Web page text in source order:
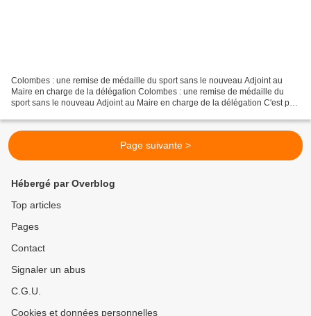
Colombes : une remise de médaille du sport sans le nouveau Adjoint au
Maire en charge de la délégation Colombes : une remise de médaille du
sport sans le nouveau Adjoint au Maire en charge de la délégation C'est par
Page suivante >
Hébergé par Overblog
Top articles
Pages
Contact
Signaler un abus
C.G.U.
Cookies et données personnelles